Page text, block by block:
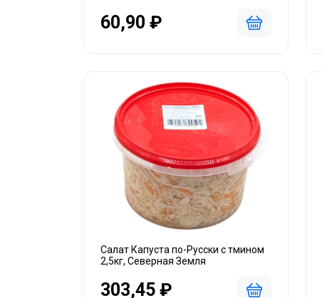
60,90 ₽
Салат Капуста по-Русски с тмином
2,5кг, Северная Земля
303,45 ₽